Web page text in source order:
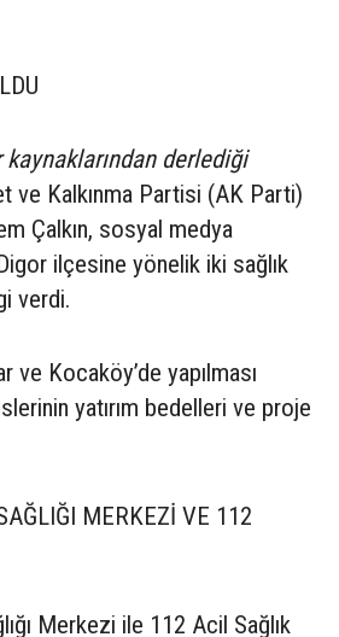
kaynaklarından derlediği
ve Kalkınma Partisi (AK Parti)
Çalkın, sosyal medya
ilçesine yönelik iki sağlık
verdi.
ve Kocaköy’de yapılması
yatırım bedelleri ve proje
MERKEZİ VE 112
Merkezi ile 112 Acil Sağlık